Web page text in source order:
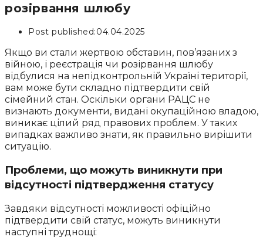
розірвання шлюбу
Post published:04.04.2025
Якщо ви стали жертвою обставин, пов’язаних з
війною, і реєстрація чи розірвання шлюбу
відбулися на непідконтрольній Україні території,
вам може бути складно підтвердити свій
сімейний стан. Оскільки органи РАЦС не
визнають документи, видані окупаційною владою,
виникає цілий ряд правових проблем. У таких
випадках важливо знати, як правильно вирішити
ситуацію.
Проблеми, що можуть виникнути при
відсутності підтвердження статусу
Завдяки відсутності можливості офіційно
підтвердити свій статус, можуть виникнути
наступні труднощі: